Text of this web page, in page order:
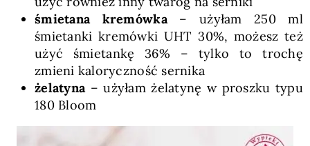
śmietana kremówka– użyłam 250 ml
śmietanki kremówki UHT 30%, możesz też
użyć śmietankę 36% – tylko to trochę
zmieni kaloryczność sernika
żelatyna– użyłam żelatynę w proszku typu
180 Bloom